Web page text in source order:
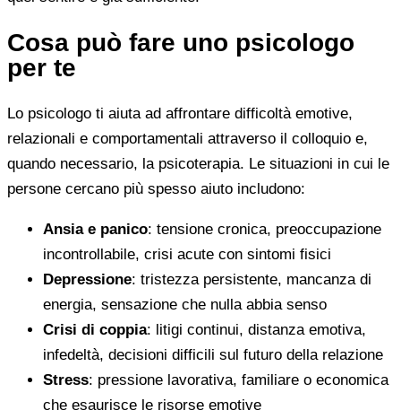
Cosa può fare uno psicologo
per te
Lo psicologo ti aiuta ad affrontare difficoltà emotive,
relazionali e comportamentali attraverso il colloquio e,
quando necessario, la psicoterapia. Le situazioni in cui le
persone cercano più spesso aiuto includono:
Ansia e panico: tensione cronica, preoccupazione
incontrollabile, crisi acute con sintomi fisici
Depressione: tristezza persistente, mancanza di
energia, sensazione che nulla abbia senso
Crisi di coppia: litigi continui, distanza emotiva,
infedeltà, decisioni difficili sul futuro della relazione
Stress: pressione lavorativa, familiare o economica
che esaurisce le risorse emotive